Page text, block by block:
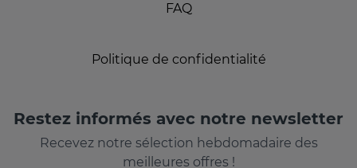
FAQ
Politique de confidentialité
Restez informés avec notre newsletter
Recevez notre sélection hebdomadaire des
meilleures offres !